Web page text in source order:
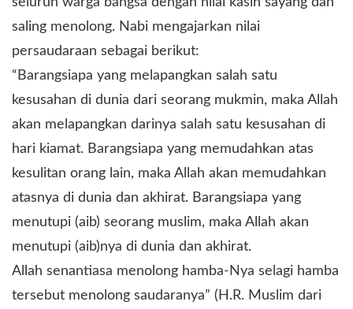
saling menolong. Nabi mengajarkan nilai
persaudaraan sebagai berikut:
“Barangsiapa yang melapangkan salah satu
kesusahan di dunia dari seorang mukmin, maka Allah
akan melapangkan darinya salah satu kesusahan di
hari kiamat. Barangsiapa yang memudahkan atas
kesulitan orang lain, maka Allah akan memudahkan
atasnya di dunia dan akhirat. Barangsiapa yang
menutupi (aib) seorang muslim, maka Allah akan
menutupi (aib)nya di dunia dan akhirat.
Allah senantiasa menolong hamba-Nya selagi hamba
tersebut menolong saudaranya” (H.R. Muslim dari